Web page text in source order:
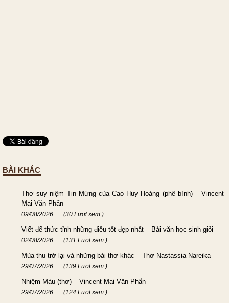
BÀI KHÁC
Thơ suy niệm Tin Mừng của Cao Huy Hoàng (phê bình) – Vincent
Mai Văn Phấn
09/08/2026 (30 Lượt xem )
Viết để thức tỉnh những điều tốt đẹp nhất – Bài văn học sinh giỏi
02/08/2026 (131 Lượt xem )
Mùa thu trở lại và những bài thơ khác – Thơ Nastassia Nareika
29/07/2026 (139 Lượt xem )
Nhiệm Màu (thơ) – Vincent Mai Văn Phấn
29/07/2026 (124 Lượt xem )